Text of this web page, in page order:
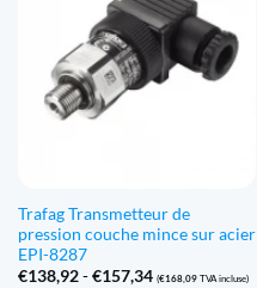
Trafag Transmetteur de
pression couche mince sur acier
EPI-8287
€138,92 - €157,34Gamme
(€168,09TVA incluse)